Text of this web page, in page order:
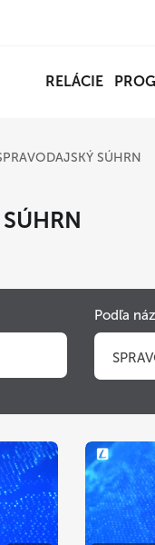
RELÁCIE
SÚHRN
Podľa